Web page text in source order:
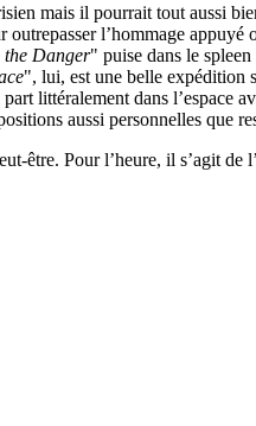
mais il pourrait tout aussi
outrepasser l’hommage
the Danger" puise dans le
", lui, est une belle expédition
littéralement dans l’espace
aussi personnelles que
être. Pour l’heure, il s’agit de